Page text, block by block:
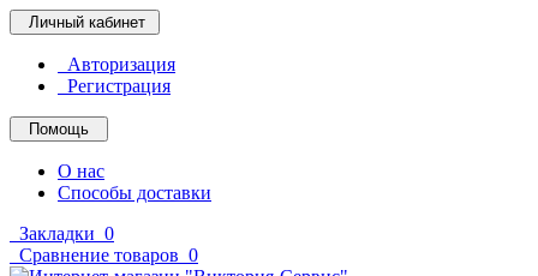
Личный кабинет
Авторизация
Регистрация
Помощь
О нас
Способы доставки
Закладки 0
Сравнение товаров 0